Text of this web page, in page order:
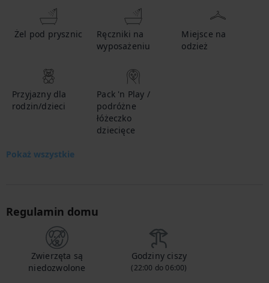
Żel pod prysznic
Ręczniki na
wyposażeniu
Miejsce na
odzież
Przyjazny dla
rodzin/dzieci
Pack 'n Play /
podróżne
łóżeczko
dziecięce
Pokaż wszystkie
Regulamin domu
Zwierzęta są
niedozwolone
Godziny ciszy
(22:00 do 06:00)